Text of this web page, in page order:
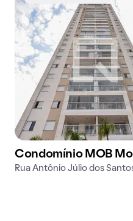
Condomínio MOB
Rua Antônio Júlio dos